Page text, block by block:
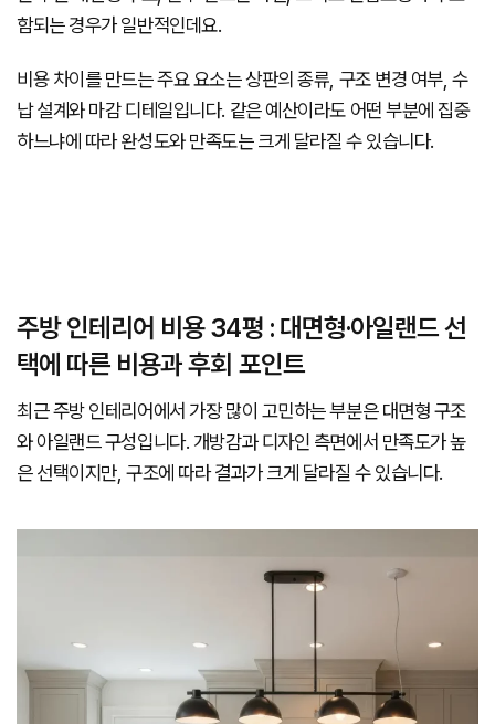
함되는 경우가 일반적인데요.
비용 차이를 만드는 주요 요소는 상판의 종류, 구조 변경 여부, 수
납 설계와 마감 디테일입니다. 같은 예산이라도 어떤 부분에 집중
하느냐에 따라 완성도와 만족도는 크게 달라질 수 있습니다.
주방 인테리어 비용 34평 : 대면형·아일랜드 선
택에 따른 비용과 후회 포인트
최근 주방 인테리어에서 가장 많이 고민하는 부분은 대면형 구조
와 아일랜드 구성입니다. 개방감과 디자인 측면에서 만족도가 높
은 선택이지만, 구조에 따라 결과가 크게 달라질 수 있습니다.